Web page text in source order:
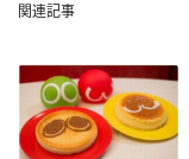
関連記事